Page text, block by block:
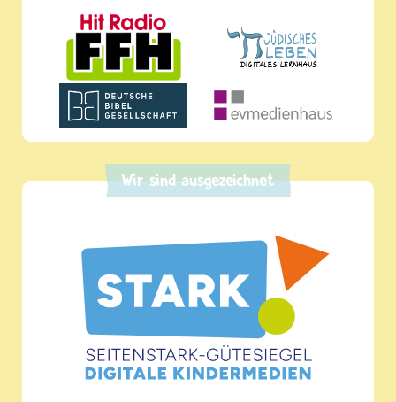
Wir sind ausgezeichnet